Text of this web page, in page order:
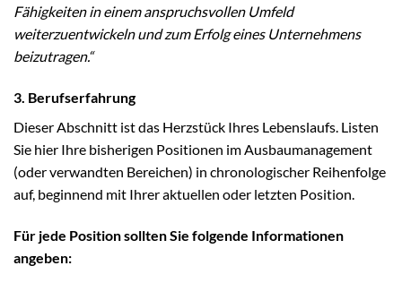
Fähigkeiten in einem anspruchsvollen Umfeld
weiterzuentwickeln und zum Erfolg eines Unternehmens
beizutragen.“
3. Berufserfahrung
Dieser Abschnitt ist das Herzstück Ihres Lebenslaufs. Listen
Sie hier Ihre bisherigen Positionen im Ausbaumanagement
(oder verwandten Bereichen) in chronologischer Reihenfolge
auf, beginnend mit Ihrer aktuellen oder letzten Position.
Für jede Position sollten Sie folgende Informationen
angeben: